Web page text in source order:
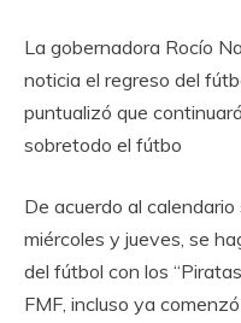
La gobernadora Rocío
noticia el regreso del
puntualizó que
sobretodo el fútbo
De acuerdo al
miércoles y jueves, se
del fútbol con los
FMF, incluso ya